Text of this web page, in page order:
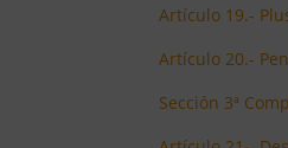
Artículo 19.-
Artículo 20.-
Sección 3ª